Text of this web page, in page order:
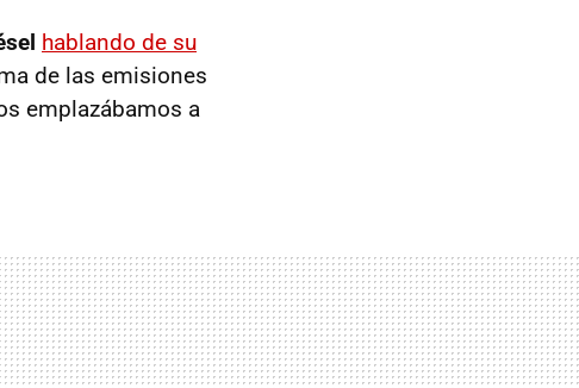
hablando de su
de las emisiones
emplazábamos a